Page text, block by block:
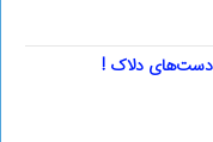
دست‌های دلاک !